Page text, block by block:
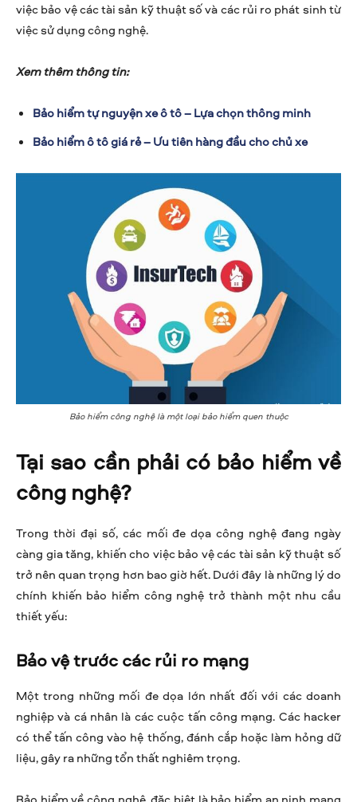
việc bảo vệ các tài sản kỹ thuật số và các rủi ro phát sinh từ
việc sử dụng công nghệ.
Xem thêm thông tin:
Bảo hiểm tự nguyện xe ô tô – Lựa chọn thông minh
Bảo hiểm ô tô giá rẻ – Ưu tiên hàng đầu cho chủ xe
Bảo hiểm công nghệ là một loại bảo hiểm quen thuộc
Tại sao cần phải có bảo hiểm về
công nghệ?
Trong thời đại số, các mối đe dọa công nghệ đang ngày
càng gia tăng, khiến cho việc bảo vệ các tài sản kỹ thuật số
trở nên quan trọng hơn bao giờ hết. Dưới đây là những lý do
chính khiến bảo hiểm công nghệ trở thành một nhu cầu
thiết yếu:
Bảo vệ trước các rủi ro mạng
Một trong những mối đe dọa lớn nhất đối với các doanh
nghiệp và cá nhân là các cuộc tấn công mạng. Các hacker
có thể tấn công vào hệ thống, đánh cắp hoặc làm hỏng dữ
liệu, gây ra những tổn thất nghiêm trọng.